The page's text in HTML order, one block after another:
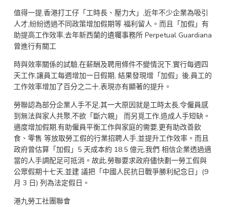
值得一提,香港打工仔「工時長、壓力大」,近年不少企業為吸引
人才,紛紛透過不同政策增加假期等 福利留人。而且「加假」有
助提高工作效率,去年新西蘭的遺囑事務所 Perpetual Guardiana
曾進行有關工
時與效率關係的試驗,在薪酬及聘用條件不變情況下,實行每週四
天工作,讓員工每週增加一日假期, 結果發現增「加假」後,員工的
工作效率增加了百分之二十,表現亦有顯著的提升。
勞聯認為部分企業人手不足,其一大原因就是工時太長,令僱員感
到無法與家人共聚,不欲「斷六親」 而另覓工作,造成人手短缺。
適度增加假期,有助僱員平衡工作與家庭的需要,更有助改善飲
食、零售 等放取勞工假的行業招聘人手,並提升工作效率。而且
政府曾估算「加假」5 天成本約 18.5 億元,我們 相信企業透過適
當的人手調配足可抵消。故此,勞聯要求政府儘快劃一勞工假與
公眾假期十七天,並建 議把「中國人民抗日戰爭勝利紀念日」(9
月 3 日) 列為法定假日。
港九勞工社團聯會